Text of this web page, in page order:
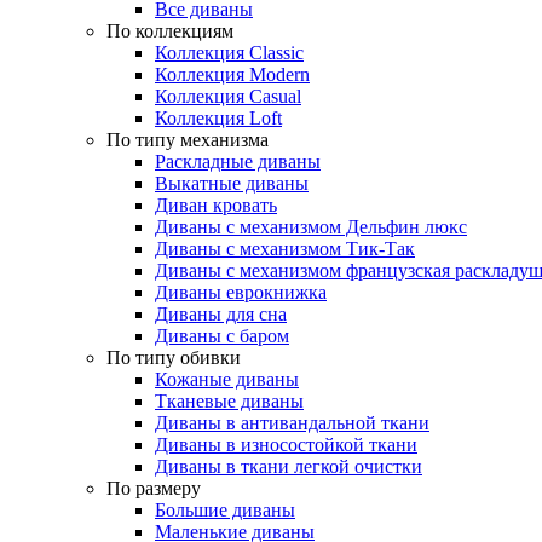
Все диваны
По коллекциям
Коллекция Classic
Коллекция Modern
Коллекция Casual
Коллекция Loft
По типу механизма
Раскладные диваны
Выкатные диваны
Диван кровать
Диваны с механизмом Дельфин люкс
Диваны с механизмом Тик-Так
Диваны с механизмом французская
Диваны еврокнижка
Диваны для сна
Диваны с баром
По типу обивки
Кожаные диваны
Тканевые диваны
Диваны в антивандальной ткани
Диваны в износостойкой ткани
Диваны в ткани легкой очистки
По размеру
Большие диваны
Маленькие диваны